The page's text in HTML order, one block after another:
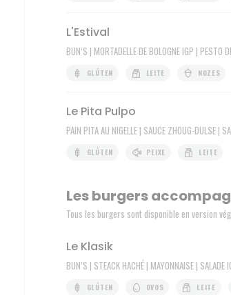
L'Estival
BUN’S | MORTADELLE DE BOLOGNE IGP | PESTO
GLÚTEN LEITE NOZES
Le Pita Pulpo
PAIN PITA AU NIGELLE | SAUCE ZHOUG-DULSE |
GLÚTEN PEIXE LEITE
Les burgers
Tous les burgers sont disponible en version
Le Klasik
BUN’S | STEACK HACHÉ | MAYONNAISE | SALADE
GLÚTEN OVOS LEITE